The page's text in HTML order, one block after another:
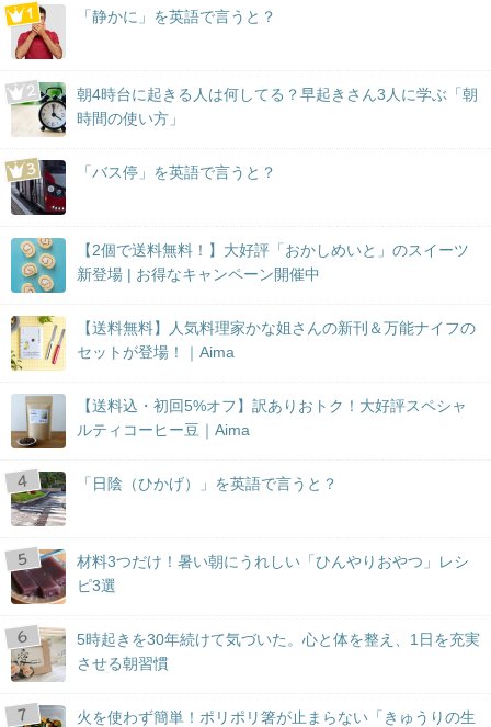
「静かに」を英語で言うと？
朝4時台に起きる人は何してる？早起きさん3人に学ぶ「朝
時間の使い方」
「バス停」を英語で言うと？
【2個で送料無料！】大好評「おかしめいと」のスイーツ
新登場 | お得なキャンペーン開催中
【送料無料】人気料理家かな姐さんの新刊＆万能ナイフの
セットが登場！｜Aima
【送料込・初回5%オフ】訳ありおトク！大好評スペシャ
ルティコーヒー豆｜Aima
「日陰（ひかげ）」を英語で言うと？
材料3つだけ！暑い朝にうれしい「ひんやりおやつ」レシ
ピ3選
5時起きを30年続けて気づいた。心と体を整え、1日を充実
させる朝習慣
火を使わず簡単！ポリポリ箸が止まらない「きゅうりの生